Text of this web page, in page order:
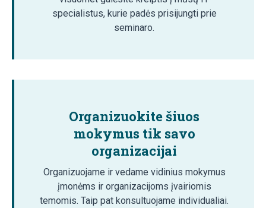
specialistus, kurie padės prisijungti prie
seminaro.
Organizuokite šiuos
mokymus tik savo
organizacijai
Organizuojame ir vedame vidinius mokymus
įmonėms ir organizacijoms įvairiomis
temomis. Taip pat konsultuojame individualiai.